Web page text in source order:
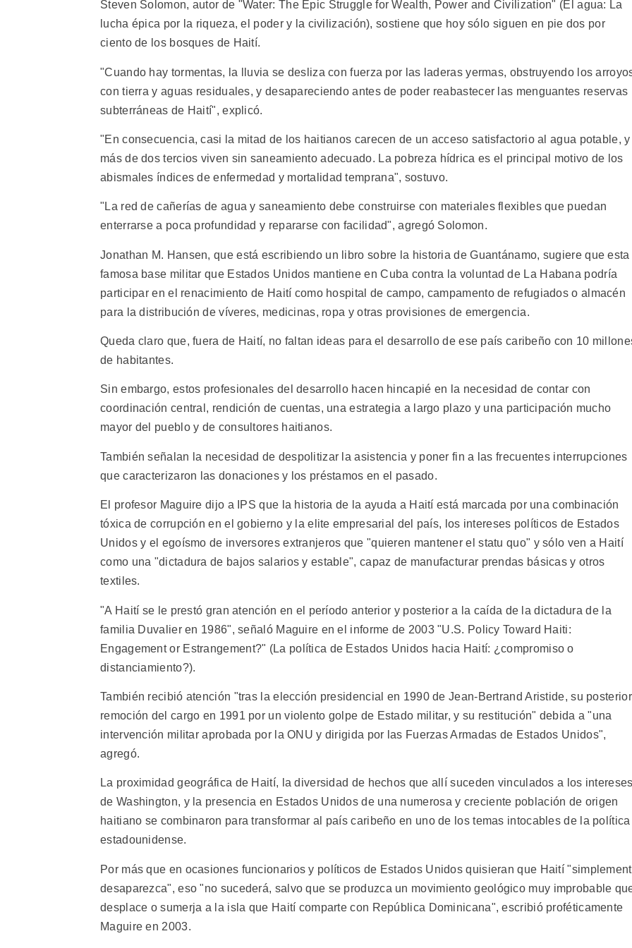
Steven Solomon, autor de "Water: The Epic Struggle for Wealth, Power and Civilization" (El agua: La
lucha épica por la riqueza, el poder y la civilización), sostiene que hoy sólo siguen en pie dos por
ciento de los bosques de Haití.
"Cuando hay tormentas, la lluvia se desliza con fuerza por las laderas yermas, obstruyendo los
con tierra y aguas residuales, y desapareciendo antes de poder reabastecer las menguantes reservas
subterráneas de Haití", explicó.
"En consecuencia, casi la mitad de los haitianos carecen de un acceso satisfactorio al agua potable, y
más de dos tercios viven sin saneamiento adecuado. La pobreza hídrica es el principal motivo de los
abismales índices de enfermedad y mortalidad temprana", sostuvo.
"La red de cañerías de agua y saneamiento debe construirse con materiales flexibles que puedan
enterrarse a poca profundidad y repararse con facilidad", agregó Solomon.
Jonathan M. Hansen, que está escribiendo un libro sobre la historia de Guantánamo, sugiere que esta
famosa base militar que Estados Unidos mantiene en Cuba contra la voluntad de La Habana podría
participar en el renacimiento de Haití como hospital de campo, campamento de refugiados o almacén
para la distribución de víveres, medicinas, ropa y otras provisiones de emergencia.
Queda claro que, fuera de Haití, no faltan ideas para el desarrollo de ese país caribeño con 10
de habitantes.
Sin embargo, estos profesionales del desarrollo hacen hincapié en la necesidad de contar con
coordinación central, rendición de cuentas, una estrategia a largo plazo y una participación mucho
mayor del pueblo y de consultores haitianos.
También señalan la necesidad de despolitizar la asistencia y poner fin a las frecuentes interrupciones
que caracterizaron las donaciones y los préstamos en el pasado.
El profesor Maguire dijo a IPS que la historia de la ayuda a Haití está marcada por una combinación
tóxica de corrupción en el gobierno y la elite empresarial del país, los intereses políticos de Estados
Unidos y el egoísmo de inversores extranjeros que "quieren mantener el statu quo" y sólo ven a Haití
como una "dictadura de bajos salarios y estable", capaz de manufacturar prendas básicas y otros
textiles.
"A Haití se le prestó gran atención en el período anterior y posterior a la caída de la dictadura de la
familia Duvalier en 1986", señaló Maguire en el informe de 2003 "U.S. Policy Toward Haiti:
Engagement or Estrangement?" (La política de Estados Unidos hacia Haití: ¿compromiso o
distanciamiento?).
También recibió atención "tras la elección presidencial en 1990 de Jean-Bertrand Aristide, su posterior
remoción del cargo en 1991 por un violento golpe de Estado militar, y su restitución" debida a "una
intervención militar aprobada por la ONU y dirigida por las Fuerzas Armadas de Estados Unidos",
agregó.
La proximidad geográfica de Haití, la diversidad de hechos que allí suceden vinculados a los
de Washington, y la presencia en Estados Unidos de una numerosa y creciente población de origen
haitiano se combinaron para transformar al país caribeño en uno de los temas intocables de la política
estadounidense.
Por más que en ocasiones funcionarios y políticos de Estados Unidos quisieran que Haití
desaparezca", eso "no sucederá, salvo que se produzca un movimiento geológico muy improbable
desplace o sumerja a la isla que Haití comparte con República Dominicana", escribió proféticamente
Maguire en 2003.